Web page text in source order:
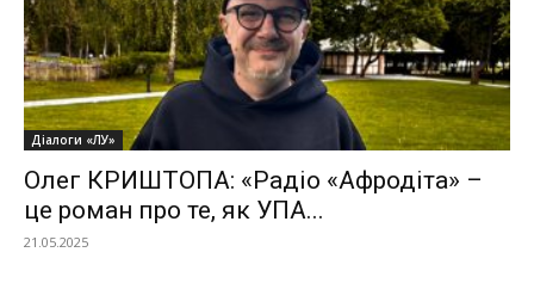
Діалоги «ЛУ»
Олег КРИШТОПА: «Радіо «Афродіта» –
це роман про те, як УПА...
21.05.2025